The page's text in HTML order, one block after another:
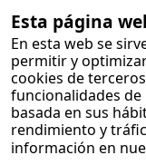
Esta página
En esta web se
permitir y
cookies de
funcionalidades
basada en sus
rendimiento y
información en